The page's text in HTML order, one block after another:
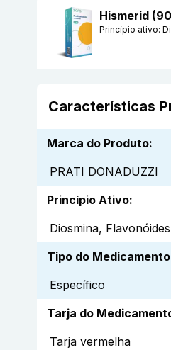
Hismerid
Princípio ativo:
Características
Marca do Produto:
PRATI DONADUZZI
Princípio Ativo:
Diosmina,
Tipo do Medicamento
Específico
Tarja do
Tarja vermelha